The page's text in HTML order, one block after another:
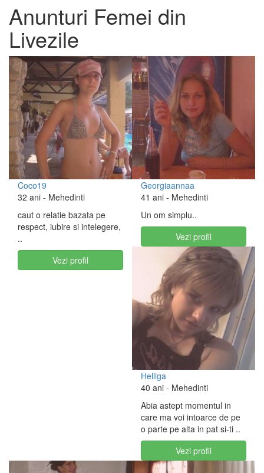
Anunturi Femei din
Livezile
Coco19
32 ani - Mehedinti
caut o relatie bazata pe
respect, iubire si intelegere,
..
Vezi profil
Georgiaannaa
41 ani - Mehedinti
Un om simplu..
Vezi profil
Helliga
40 ani - Mehedinti
Abia astept momentul in
care ma voi intoarce de pe
o parte pe alta in pat si-ti ..
Vezi profil